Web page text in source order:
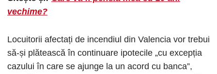
vechime?
Locuitorii afectați de incendiul din Valencia vor trebui
să-și plătească în continuare ipotecile „cu excepția
cazului în care se ajunge la un acord cu banca”,